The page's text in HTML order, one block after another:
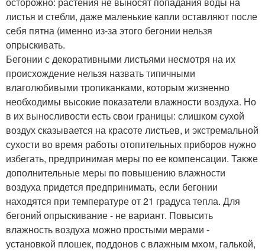
листья и стебли, даже маленькие капли оставляют после
себя пятна (именно из-за этого бегонии нельзя
опрыскивать.
Бегонии с декоративными листьями несмотря на их
происхождение нельзя назвать типичными
влаголюбивыми тропиканками, которым жизненно
необходимы высокие показатели влажности воздуха. Но
в их выносливости есть свои границы: слишком сухой
воздух сказывается на красоте листьев, и экстремальной
сухости во время работы отопительных приборов нужно
избегать, предпринимая меры по ее компенсации. Также
дополнительные меры по повышению влажности
воздуха придется предпринимать, если бегонии
находятся при температуре от 21 градуса тепла. Для
бегоний опрыскивание - не вариант. Повысить
влажность воздуха можно простыми мерами -
установкой плошек, поддонов с влажным мхом, галькой,